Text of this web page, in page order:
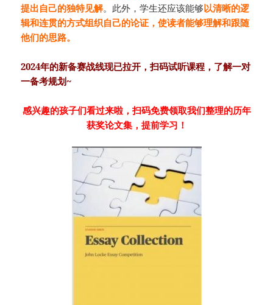
提出自己的独特见解。此外，学生还应该能够以清晰的逻
辑和连贯的方式组织自己的论证，使读者能够理解和跟随
他们的思路。
2024年的新备赛战线现已拉开，扫码试听课程，了解一对
一备考规划~
感兴趣的孩子们看过来啦，扫码免费领取我们整理的历年
获奖论文集，提前学习！